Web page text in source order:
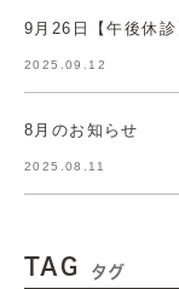
9月26日【午後休
2025.09.12
8月のお知らせ
2025.08.11
TAG タグ